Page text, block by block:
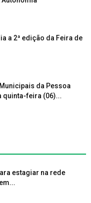
a 2ª edição da Feira de
da Pessoa
quinta-feira (06)...
estagiar na rede